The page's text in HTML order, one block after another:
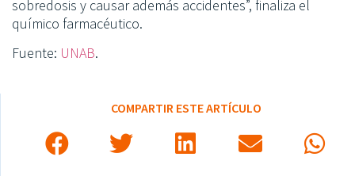
sobredosis y causar además accidentes”, finaliza el
químico farmacéutico.
Fuente: UNAB.
COMPARTIR ESTE ARTÍCULO